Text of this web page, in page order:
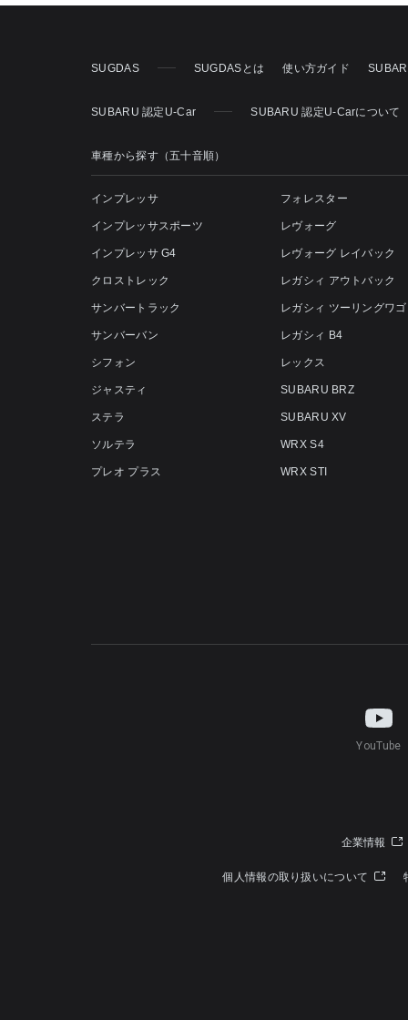
SUGDAS SUGDASとは 使い方ガイド
SUBARU 認定U-Car SUBARU 認定U-Carについて
車種から探す（五十音順）
インプレッサ
インプレッサスポーツ
インプレッサ G4
クロストレック
サンバートラック
サンバーバン
シフォン
ジャスティ
ステラ
ソルテラ
プレオ プラス
フォレスター
レヴォーグ
レヴォーグ レイバック
レガシィ アウトバック
レガシィ ツーリングワ
レガシィ B4
レックス
SUBARU BRZ
SUBARU XV
WRX S4
WRX STI
YouTube
企業情報
個人情報の取り扱いについて